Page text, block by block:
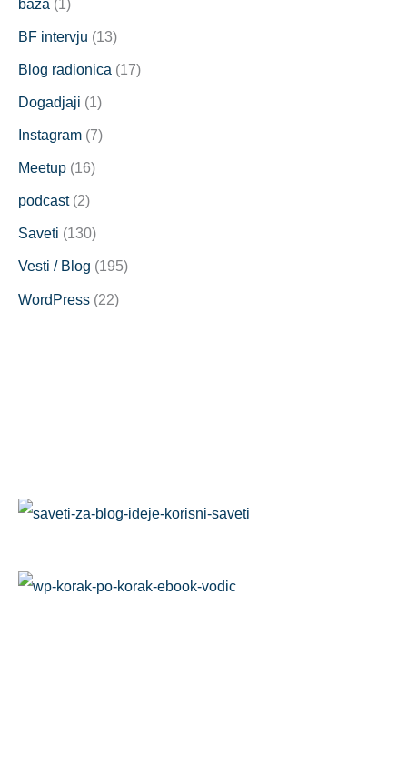
baza (1)
BF intervju (13)
Blog radionica (17)
Dogadjaji (1)
Instagram (7)
Meetup (16)
podcast(2)
Saveti (130)
Vesti / Blog (195)
WordPress (22)